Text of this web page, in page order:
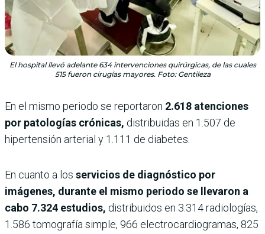
El hospital llevó adelante 634 intervenciones quirúrgicas, de las cuales
515 fueron cirugías mayores. Foto: Gentileza
En el mismo periodo se reportaron 2.618 atenciones
por patologías crónicas, distribuidas en 1.507 de
hipertensión arterial y 1.111 de diabetes.
En cuanto a los servicios de diagnóstico por
imágenes, durante el mismo periodo se llevaron a
cabo 7.324 estudios, distribuidos en 3.314 radiologías,
1.586 tomografía simple, 966 electrocardiogramas, 825